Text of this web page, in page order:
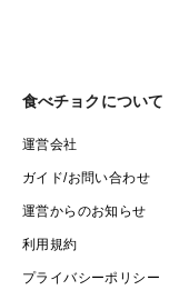
食べチョクについて
運営会社
ガイド/お問い合わせ
運営からのお知らせ
利用規約
プライバシーポリシー